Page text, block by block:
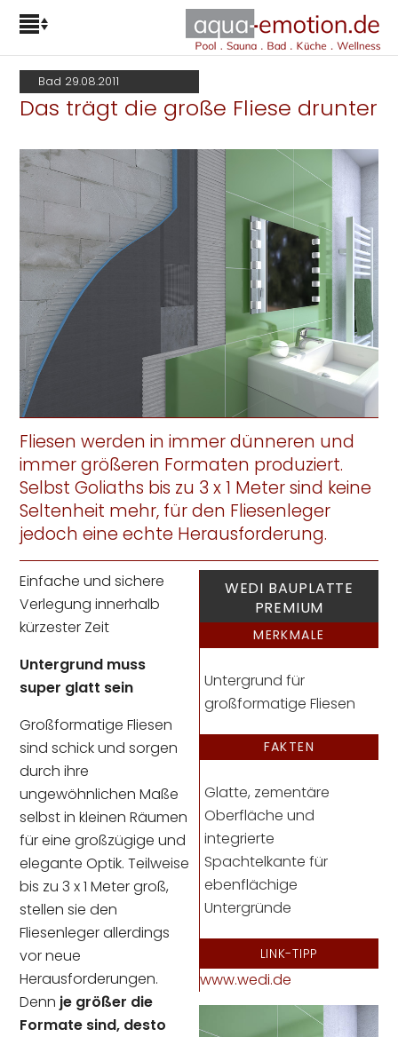
Bad 29.08.2011
Das trägt die große Fliese drunter
Fliesen werden in immer dünneren und
immer größeren Formaten produziert.
Selbst Goliaths bis zu 3 x 1 Meter sind keine
Seltenheit mehr, für den Fliesenleger
jedoch eine echte Herausforderung.
WEDI BAUPLATTE
PREMIUM
MERKMALE
Untergrund für
großformatige Fliesen
FAKTEN
Glatte, zementäre
Oberfläche und
integrierte
Spachtelkante für
ebenflächige
Untergründe
LINK-TIPP
www.wedi.de
Einfache und sichere
Verlegung innerhalb
kürzester Zeit
Untergrund muss
super glatt sein
Großformatige Fliesen
sind schick und sorgen
durch ihre
ungewöhnlichen Maße
selbst in kleinen Räumen
für eine großzügige und
elegante Optik. Teilweise
bis zu 3 x 1 Meter groß,
stellen sie den
Fliesenleger allerdings
vor neue
Herausforderungen.
Denn je größer die
Formate sind, desto